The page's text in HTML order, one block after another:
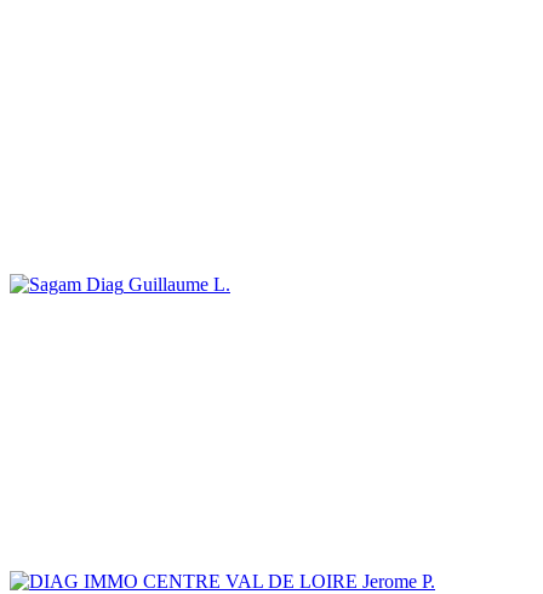
Guillaume L.
Jerome P.